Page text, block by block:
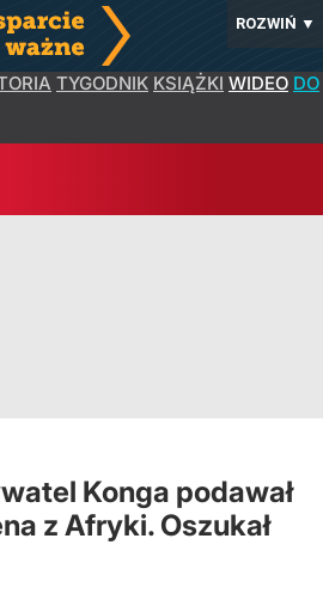
ROZWIŃ ▼
TYGODNIK KSIĄŻKI WIDEO DO
Konga podawał
z Afryki. Oszukał